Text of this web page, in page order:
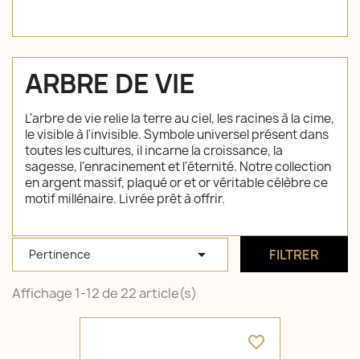
ARBRE DE VIE
L'arbre de vie relie la terre au ciel, les racines à la cime,
le visible à l'invisible. Symbole universel présent dans
toutes les cultures, il incarne la croissance, la
sagesse, l'enracinement et l'éternité. Notre collection
en argent massif, plaqué or et or véritable célèbre ce
motif millénaire. Livrée prêt à offrir.
Pertinence  FILTRER
Affichage 1-12 de 22 article(s)
favorite_border